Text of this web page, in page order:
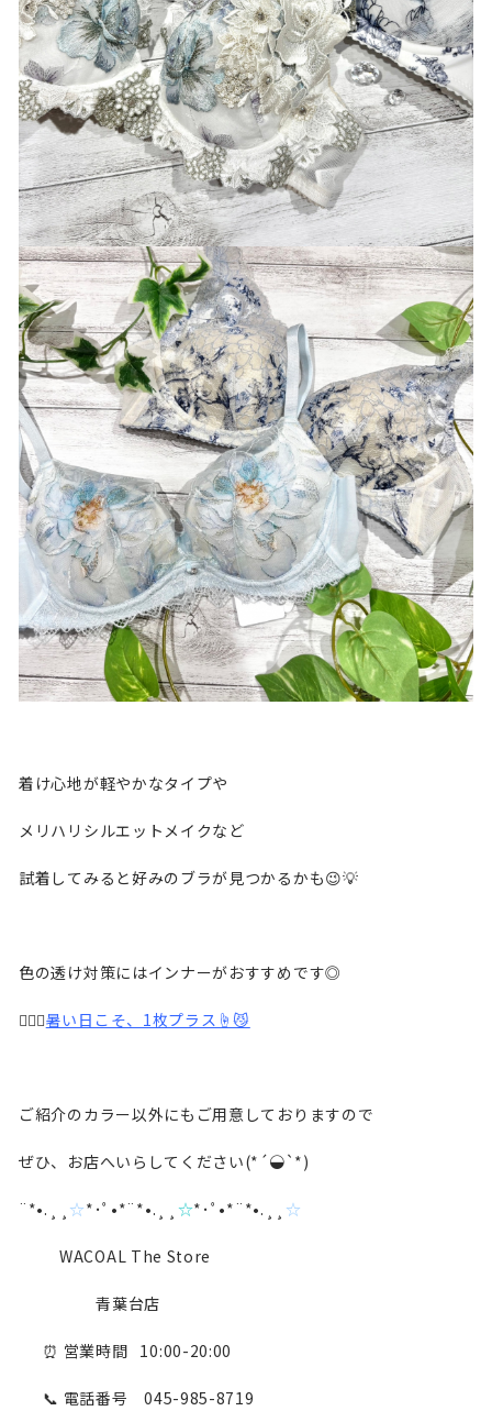
着け心地が軽やかなタイプや
メリハリシルエットメイクなど
試着してみると好みのブラが見つかるかも😉💡
色の透け対策にはインナーがおすすめです◎
💁🏻‍♀️暑い日こそ、1枚プラス☝️😼
ご紹介のカラー以外にもご用意しておりますので
ぜひ、お店へいらしてください(*´◒`*)
¨*•.¸¸ ☆*･ﾟ•*¨*•.¸¸ ☆*･ﾟ•*¨*•.¸¸ ☆
WACOAL The Store
青葉台店
⏰ 営業時間 10:00-20:00
📞 電話番号 045-985-8719